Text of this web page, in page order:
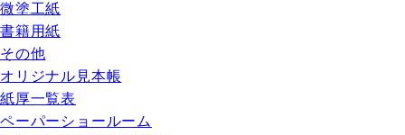
微塗工紙
書籍用紙
その他
オリジナル見本帳
紙厚一覧表
ペーパーショールーム